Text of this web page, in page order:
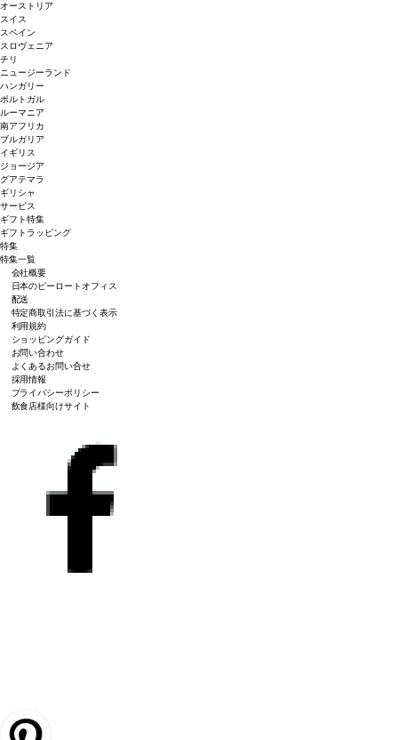
オーストリア
スイス
スペイン
スロヴェニア
チリ
ニュージーランド
ハンガリー
ポルトガル
ルーマニア
南アフリカ
ブルガリア
イギリス
ジョージア
グアテマラ
ギリシャ
サービス
ギフト特集
ギフトラッピング
特集
特集一覧
会社概要
日本のピーロートオフィス
配送
特定商取引法に基づく表示
利用規約
ショッピングガイド
お問い合わせ
よくあるお問い合せ
採用情報
プライバシーポリシー
飲食店様向けサイト